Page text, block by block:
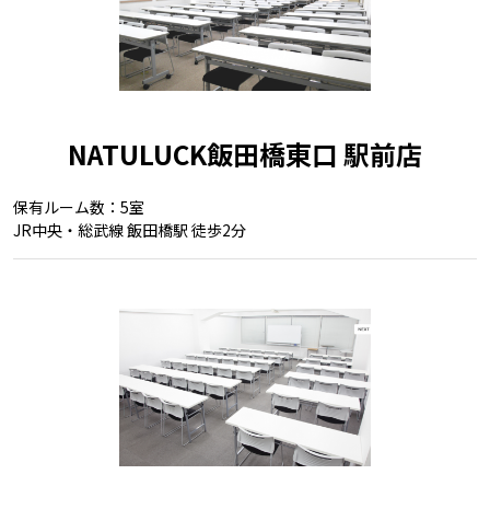
NATULUCK飯田橋東口 駅前店
保有ルーム数：5室
JR中央・総武線 飯田橋駅 徒歩2分